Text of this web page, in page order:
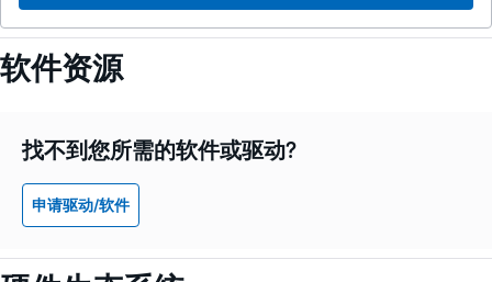
软件资源
找不到您所需的软件或驱动?
申请驱动/软件